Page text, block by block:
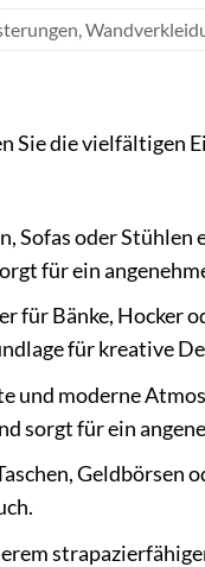
Sie die
Sofas oder
für ein
für Bänke, Hocker
für kreative
und moderne
sorgt für ein
Geldbörsen